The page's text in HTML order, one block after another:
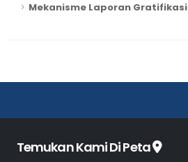
Mekanisme Laporan Gratifikasi
Temukan Kami Di Peta